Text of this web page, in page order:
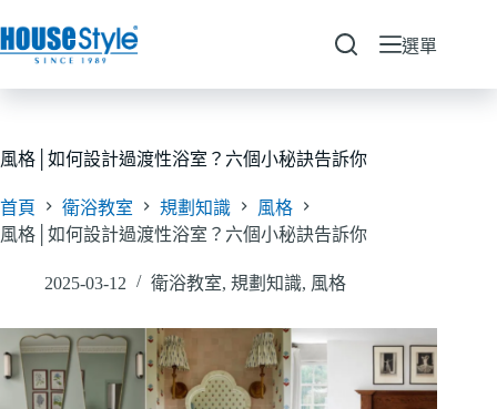
至
要
容
選單
風格│如何設計過渡性浴室？六個小秘訣告訴你
首頁 衛浴教室 規劃知識
風格
風格│如何設計過渡性浴室？六個小秘訣告訴你
2025-03-12 衛浴教室, 規劃知識, 風格